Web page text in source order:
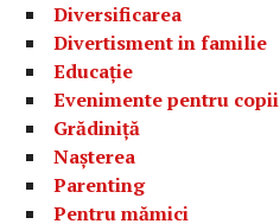
Diversificarea
Divertisment in familie
Educație
Evenimente pentru copii
Grădiniță
Nașterea
Parenting
Pentru mămici